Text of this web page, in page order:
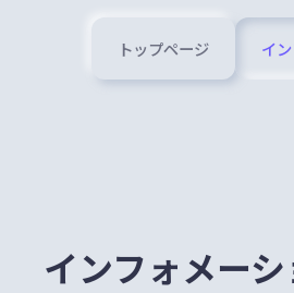
トップページ イ
インフォメー